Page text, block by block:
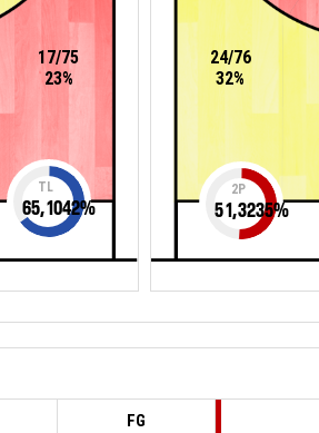
17/75
23%
TL
65,1042%
24/76
32%
2P
51,3235%
FG